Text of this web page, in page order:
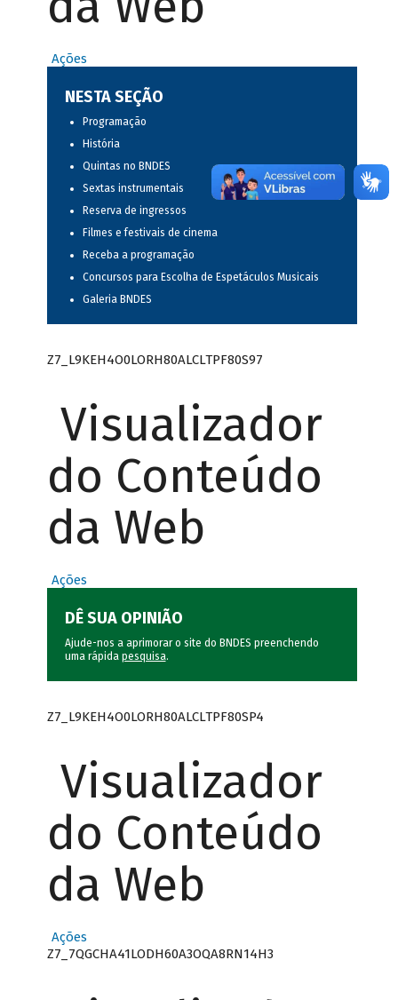
Ações
NESTA SEÇÃO
Programação
História
Quintas no BNDES
Sextas instrumentais
Reserva de ingressos
Filmes e festivais de cinema
Receba a programação
Concursos para Escolha de Espetáculos Musicais
Galeria BNDES
Z7_L9KEH4O0LORH80ALCLTPF80S97
Visualizador
do Conteúdo
da Web
Ações
DÊ SUA OPINIÃO
Ajude-nos a aprimorar o site do BNDES preenchendo
uma rápida pesquisa.
Z7_L9KEH4O0LORH80ALCLTPF80SP4
Visualizador
do Conteúdo
da Web
Ações
Z7_7QGCHA41LODH60A3OQA8RN14H3